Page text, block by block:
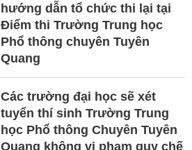
hướng dẫn tổ chức thi lại tại
Điểm thi Trường Trung học
Phổ thông chuyên Tuyên
Quang
Các trường đại học sẽ xét
tuyển thí sinh Trường Trung
học Phổ thông Chuyên Tuyên
Quang không vi phạm quy chế